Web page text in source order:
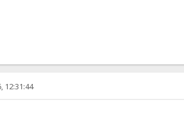
12:31:44